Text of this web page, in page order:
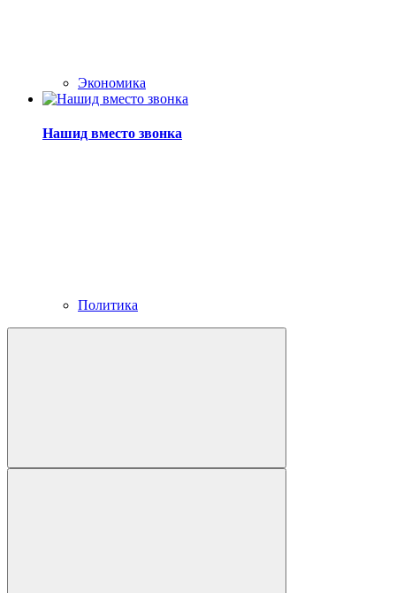
Экономика
Нашид вместо звонка
Политика